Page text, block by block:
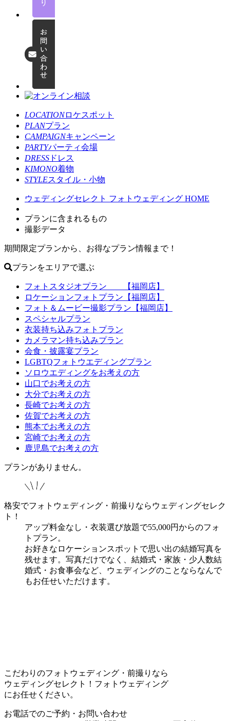
LOCATIONロケスポット
PLANプラン
CAMPAIGNキャンペーン
PARTYパーティ会場
DRESS ドレス
KIMONO着物
STYLEスタイル・小物
ウェディングセレクト フォトウェディング HOME
プランに含まれるもの
撮影データ
期間限定プランから、お得なプラン情報まで！
プランをエリアで選ぶ
フォトスタジオプラン 【福岡店】
ロケーションフォトプラン【福岡店】
フォト＆ムービー撮影プラン【福岡店】
スペシャルプラン
衣装持ち込みフォトプラン
カメラマン持ち込みプラン
会食・披露宴プラン
LGBTQフォトウエディングプラン
ソロウエディングをお考えの方
山口でお考えの方
大分でお考えの方
長崎でお考えの方
佐賀でお考えの方
熊本でお考えの方
宮崎でお考えの方
鹿児島でお考えの方
プランがありません。
格安でフォトウェディング・前撮りならウェディングセレク
ト！
アップ料金なし・衣装選び放題で55,000円からのフォ
トプラン。
お好きなロケーションスポットで思い出の結婚写真を
残せます。写真だけでなく、結婚式・家族・少人数結
婚式・お食事会など、ウェディングのことならなんで
もお任せいただけます。
こだわりのフォトウェディング・前撮りなら
ウェディングセレクト！フォトウェディング
にお任せください。
お電話でのご予約・お問い合わせ